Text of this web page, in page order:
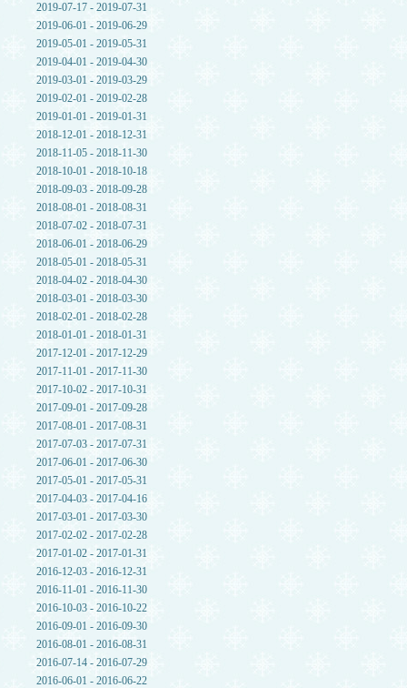
2019-07-17 - 2019-07-31
2019-06-01 - 2019-06-29
2019-05-01 - 2019-05-31
2019-04-01 - 2019-04-30
2019-03-01 - 2019-03-29
2019-02-01 - 2019-02-28
2019-01-01 - 2019-01-31
2018-12-01 - 2018-12-31
2018-11-05 - 2018-11-30
2018-10-01 - 2018-10-18
2018-09-03 - 2018-09-28
2018-08-01 - 2018-08-31
2018-07-02 - 2018-07-31
2018-06-01 - 2018-06-29
2018-05-01 - 2018-05-31
2018-04-02 - 2018-04-30
2018-03-01 - 2018-03-30
2018-02-01 - 2018-02-28
2018-01-01 - 2018-01-31
2017-12-01 - 2017-12-29
2017-11-01 - 2017-11-30
2017-10-02 - 2017-10-31
2017-09-01 - 2017-09-28
2017-08-01 - 2017-08-31
2017-07-03 - 2017-07-31
2017-06-01 - 2017-06-30
2017-05-01 - 2017-05-31
2017-04-03 - 2017-04-16
2017-03-01 - 2017-03-30
2017-02-02 - 2017-02-28
2017-01-02 - 2017-01-31
2016-12-03 - 2016-12-31
2016-11-01 - 2016-11-30
2016-10-03 - 2016-10-22
2016-09-01 - 2016-09-30
2016-08-01 - 2016-08-31
2016-07-14 - 2016-07-29
2016-06-01 - 2016-06-22